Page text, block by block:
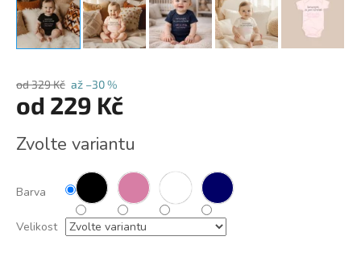
od 329 Kč až –30 %
od 229 Kč
cena:
Zvolte variantu
Barva
Velikost